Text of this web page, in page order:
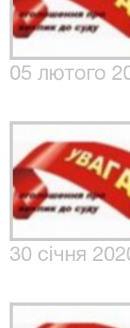
05 лютого
30 січня